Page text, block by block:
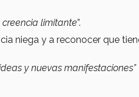
creencia limitante”.
niega y a reconocer que
y nuevas manifestaciones”